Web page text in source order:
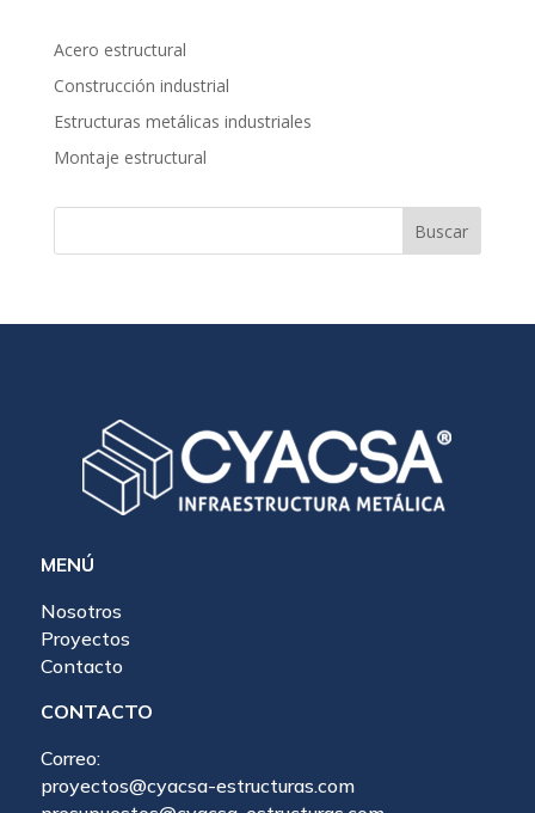
Acero estructural
Construcción industrial
Estructuras metálicas industriales
Montaje estructural
Buscar
MENÚ
Nosotros
Proyectos
Contacto
CONTACTO
Correo:
proyectos@cyacsa-estructuras.com